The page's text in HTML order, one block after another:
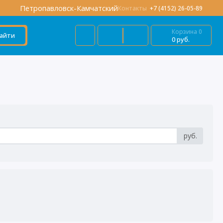
Петропавловск-КамчатскийКонтакты +7 (4152) 26-05-89
Корзина 0
0 руб.
руб.